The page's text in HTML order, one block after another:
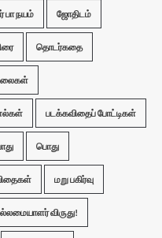
பா நயம் ஜோதிடம்
தொடர்கதை
படக்கவிதைப் போட்டிகள்
பொது
மறு பகிர்வு
விருது!